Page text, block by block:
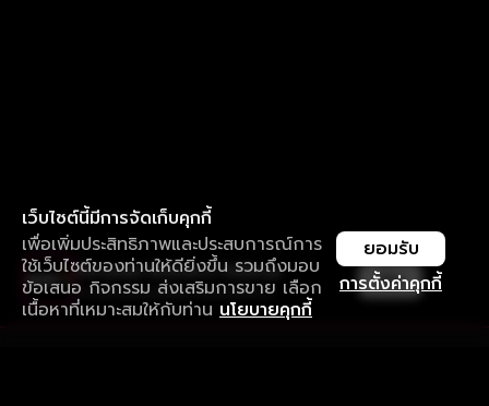
เว็บไซต์นี้มีการจัดเก็บคุกกี้
เพื่อเพิ่มประสิทธิภาพและประสบการณ์การ
ใช้เว็บไซต์ของท่านให้ดียิ่งขึ้น รวมถึงมอบ
ข้อเสนอ กิจกรรม ส่งเสริมการขาย เลือก
เนื้อหาที่เหมาะสมให้กับท่าน นโยบายคุกกี้
การตั้งค่าคุกกี้
ยอมรับ
ใช้งานแอป ลื่นไหลกว่า ไม่มีสะดุด
ดาวน์โหลดแอปเพื่อการรับชมที่ดีกว่า เปิด